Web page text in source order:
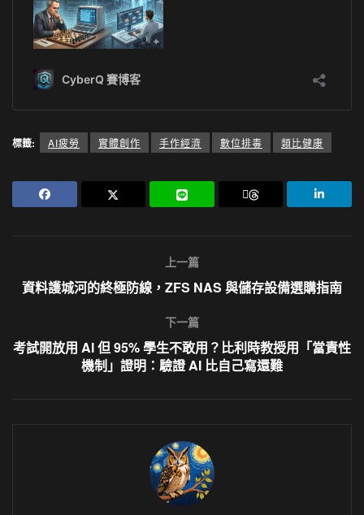
標籤: AI疲勞 實體創作 手作經濟 數位排毒 類比健康
上一篇
資料護城河的終極防線，ZFS NAS 與儲存設備選購指南
下一篇
考試開放用 AI 但 95% 學生不敢用？比利時教授用「當責性
機制」證明：驗證 AI 比自己寫還難